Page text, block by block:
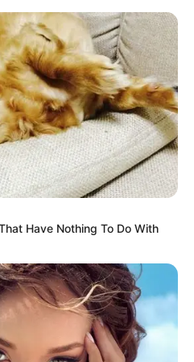
Franziskanerkloster
Hotels
weiter»
Have Nothing To Do With